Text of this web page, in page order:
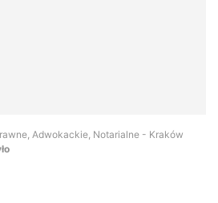
Adwokackie, Notarialne - Kraków